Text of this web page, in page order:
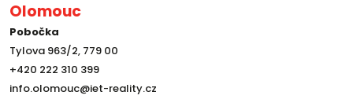
Olomouc
Pobočka
Tylova 963/2, 779 00
+420 222 310 399
info.olomouc@iet-reality.cz